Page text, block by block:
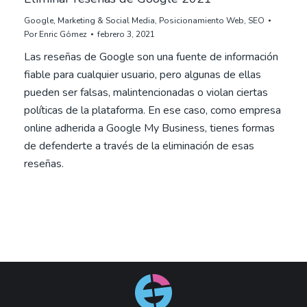
Google, Marketing & Social Media, Posicionamiento Web, SEO
PorEnric Gómez febrero 3, 2021
Las reseñas de Google son una fuente de información
fiable para cualquier usuario, pero algunas de ellas
pueden ser falsas, malintencionadas o violan ciertas
políticas de la plataforma. En ese caso, como empresa
online adherida a Google My Business, tienes formas
de defenderte a través de la eliminación de esas
reseñas.